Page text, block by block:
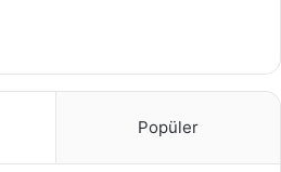
Popüler